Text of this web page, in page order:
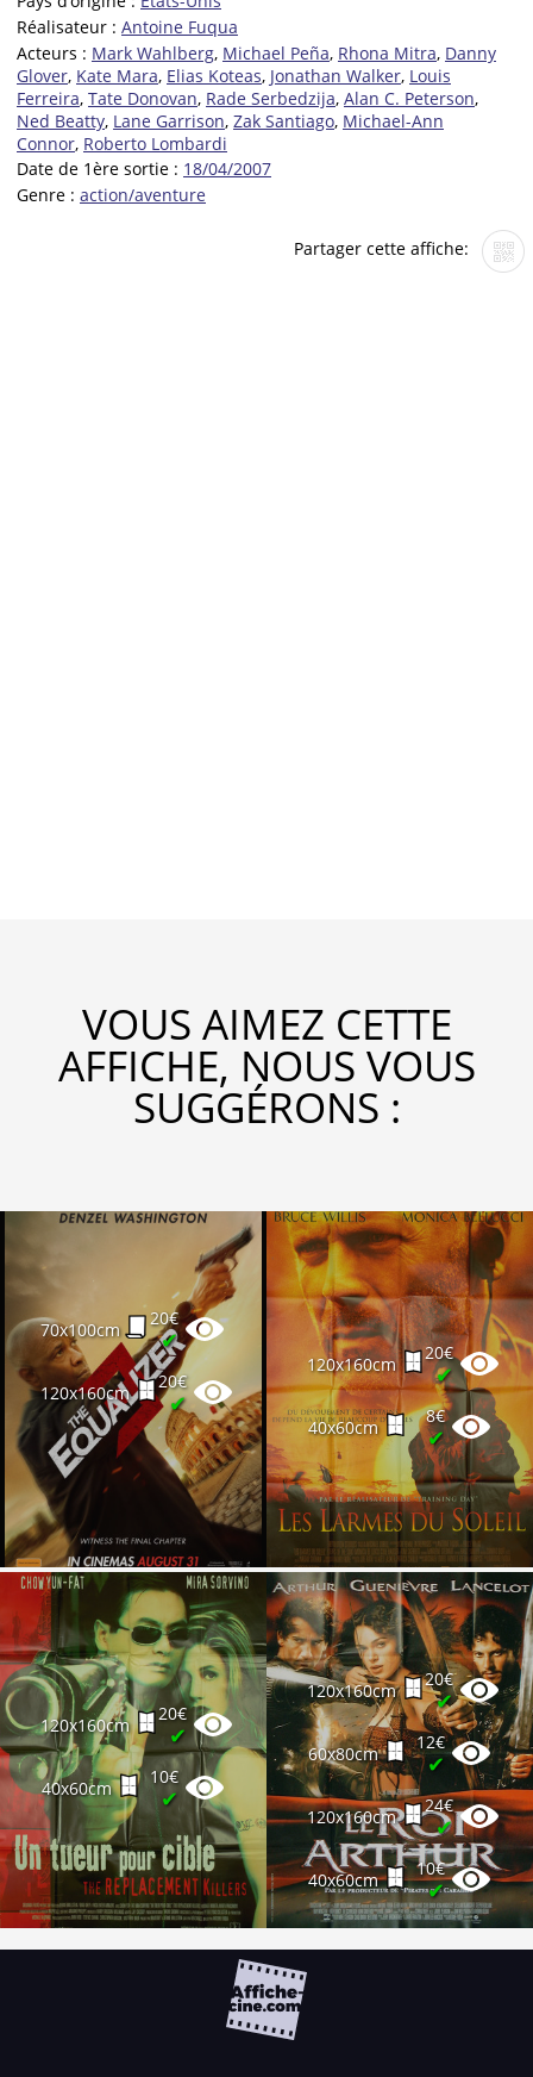
Réalisateur : Antoine Fuqua
Acteurs : Mark Wahlberg, Michael Peña, Rhona Mitra, Danny
Glover, Kate Mara, Elias Koteas, Jonathan Walker, Louis
Ferreira, Tate Donovan, Rade Serbedzija, Alan C. Peterson,
Ned Beatty, Lane Garrison, Zak Santiago, Michael-Ann
Connor, Roberto Lombardi
Date de 1ère sortie : 18/04/2007
Genre : action/aventure
Partager cette affiche:
VOUS AIMEZ CETTE
AFFICHE, NOUS VOUS
SUGGÉRONS :
70x100cm
20€
✔
120x160cm
20€
✔
120x160cm
20€
✔
40x60cm
8€
✔
120x160cm
20€
✔
40x60cm
10€
✔
120x160cm
20€
✔
60x80cm
12€
✔
120x160cm
24€
✔
40x60cm
10€
✔